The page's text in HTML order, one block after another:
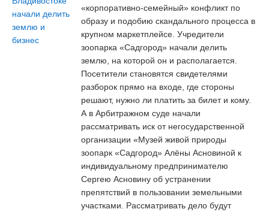
«корпоративно-семейный» конфликт по
образу и подобию скандального процесса в
крупном маркетплейсе. Учредители
зоопарка «Садгород» начали делить
землю, на которой он и располагается.
Посетители становятся свидетелями
разборок прямо на входе, где стороны
решают, нужно ли платить за билет и кому.
А в Арбитражном суде начали
рассматривать иск от негосударственной
организации «Музей живой природы
зоопарк «Садгород» Алёны Асновиной к
индивидуальному предпринимателю
Сергею Асновину об устранении
препятствий в пользовании земельными
участками. Рассматривать дело будут